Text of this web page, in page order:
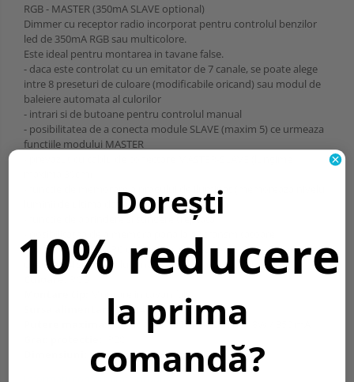
RGB - MASTER (350mA SLAVE optional)
Dimmer cu receptor radio incorporat pentru controlul benzilor
led de 350mA RGB sau multicolore.
Este ideal pentru montarea in tavane false.
- daca este controlat cu un emitator de 7 canale, se poate alege
intre 8 preseturi de culoare (modificabile oricand) sau modul de
baleiere automata al culorilor
- intrari si de butoane pentru controlul manual
- posibilitatea de a conecta module SLAVE (maxim 5) ce urmeaza
functiile modului MASTER
- functie de memorare a pragului de iluminat (memoreaza nivelul
luminii de ultima data de cand a fost pornit)
- functie de aprindere si stingere treptata
- posibilitatea de a memora pana la 42 transmitatoare
- programabil prin PC cu ajutorul software-ului FreeLED pentru
crearea a 4 scene de lumina setabile prin transmitator.
Culoare:
Montare in tavan fals
12/24Vdc
Putere maxima:12 Vdc / 4W / 350 mA, 24 Vdc / 8W / 350 mA
165x47x35mm
Dorești
10% reducere
la prima
comandă?